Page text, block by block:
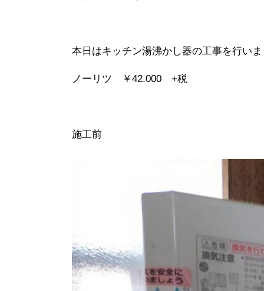
本日はキッチン湯沸かし器の工事を行い
ノーリツ ￥42.000 +税
施工前